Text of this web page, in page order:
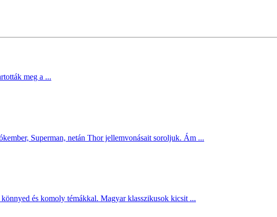
meg a ...
Superman, netán Thor jellemvonásait soroljuk. Ám ...
és komoly témákkal. Magyar klasszikusok kicsit ...